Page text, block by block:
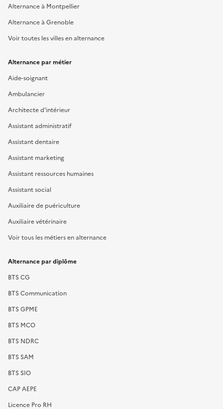
Alternance à Montpellier
Alternance à Grenoble
Voir toutes les villes en alternance
Alternance par métier
Aide-soignant
Ambulancier
Architecte d'intérieur
Assistant administratif
Assistant dentaire
Assistant marketing
Assistant ressources humaines
Assistant social
Auxiliaire de puériculture
Auxiliaire vétérinaire
Voir tous les métiers en alternance
Alternance par diplôme
BTS CG
BTS Communication
BTS GPME
BTS MCO
BTS NDRC
BTS SAM
BTS SIO
CAP AEPE
Licence Pro RH